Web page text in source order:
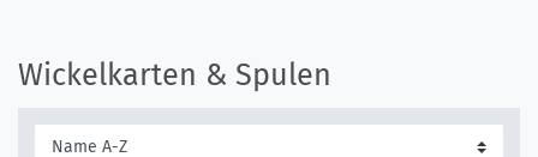
Wickelkarten & Spulen